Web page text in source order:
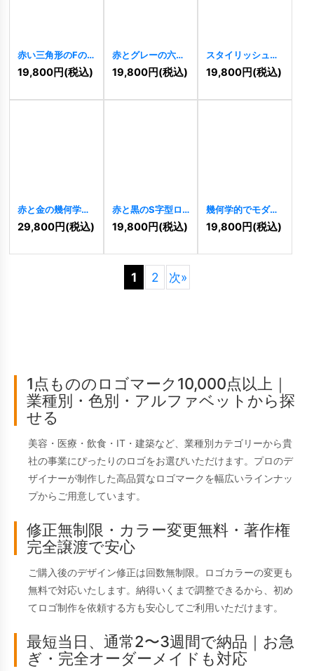
赤い三角形のFの
ロゴ[7308]
19,800円(税込)
赤とグレーの六角
形とGのロゴ
7284
19,800円(税込)
スタイリッシュな
HBロゴ[7237]
19,800円(税込)
赤と金の幾何学的
なSのロゴ[7239 ]
29,800円(税込)
赤と黒のS字型ロ
ゴ[ 7234]
19,800円(税込)
幾何学的でモダン
なSロゴ [7232]
19,800円(税込)
1 2 次»
1点もののロゴマーク10,000点以上｜
業種別・色別・アルファベットから探
せる
美容・医療・飲食・IT・建築など、業種別カテゴリーから貴
社の事業にぴったりのロゴをお選びいただけます。プロのデ
ザイナーが制作した高品質なロゴマークを幅広いラインナッ
プからご用意しています。
修正無制限・カラー変更無料・著作権
完全譲渡で安心
ご購入後のデザイン修正は回数無制限。ロゴカラーの変更も
無料で対応いたします。納得いくまで調整できるから、初め
てロゴ制作を依頼する方も安心してご利用いただけます。
最短当日、通常2〜3週間で納品｜お急
ぎ・完全オーダーメイドも対応